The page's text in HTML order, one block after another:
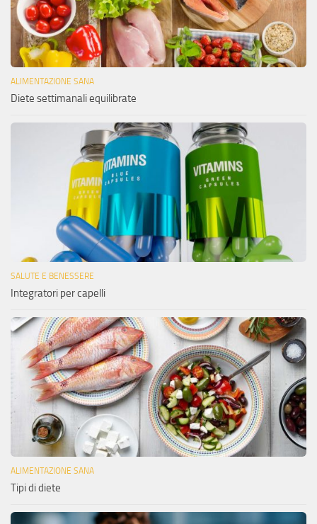
ALIMENTAZIONE SANA
Diete settimanali equilibrate
SALUTE E BENESSERE
Integratori per capelli
ALIMENTAZIONE SANA
Tipi di diete